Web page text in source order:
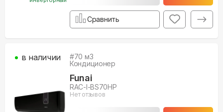
Сравнить
#70 м3
Кондиционер
Funai
RAC-I-BS70HP
Нет отзывов
в наличии